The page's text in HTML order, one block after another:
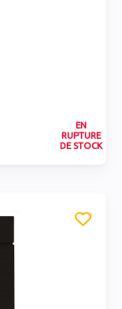
EN
RUPTURE
DE STOCK